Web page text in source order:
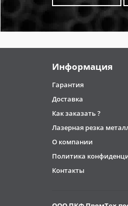
Информация
Гарантия
Доставка
Как заказать ?
Лазерная резка
О компании
Политика
Контакты